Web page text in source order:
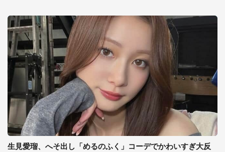
生見愛瑠、へそ出し「めるのふく」コーデでかわいすぎ大反